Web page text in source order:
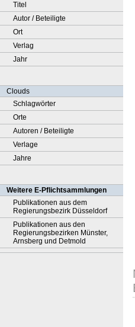
Titel
Autor / Beteiligte
Ort
Verlag
Jahr
Clouds
Schlagwörter
Orte
Autoren / Beteiligte
Verlage
Jahre
Weitere E-Pflichtsammlungen
Publikationen aus dem
Regierungsbezirk Düsseldorf
Publikationen aus den
Regierungsbezirken Münster,
Arnsberg und Detmold